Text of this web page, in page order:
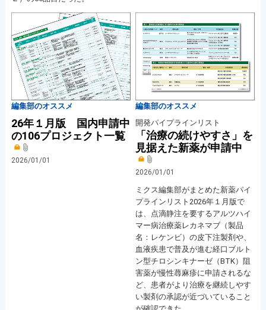
編集部のオススメ
26年１月版 国内申請中
の106プロジェクト一覧
2026/01/01
編集部のオススメ
開発パイプラインリスト
「治療の続けやすさ」を
見据えた新薬が申請中
2026/01/01
ミクス編集部がまとめた新薬パイ
プラインリスト2026年１月版で
は、点滴静注を要するアルツハイ
マー病治療薬レカネマブ（製品
名：レケンビ）の皮下注製剤や、
血液疾患で普及が進む経口ブルト
ン型チロシンキナーゼ（BTK）阻
害薬が慢性蕁麻疹に申請されるな
ど、患者がより治療を継続しやす
い製剤の承認が近づいていること